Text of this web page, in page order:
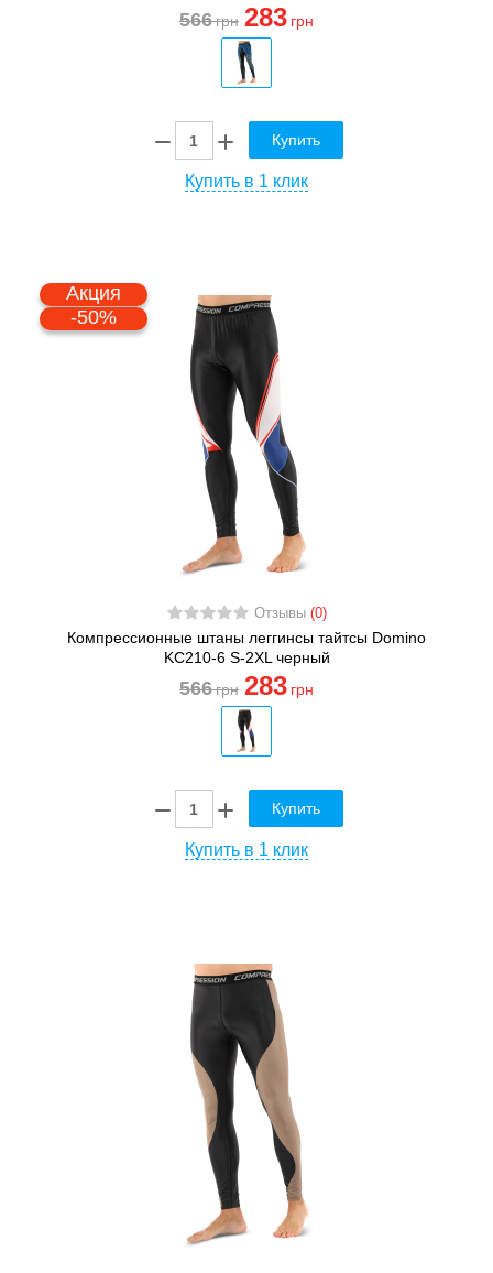
566грн 283 грн
Купить
Купить в 1 клик
Акция
-50%
Отзывы (0)
Компрессионные штаны леггинсы тайтсы Domino
KC210-6 S-2XL черный
566грн 283 грн
Купить
Купить в 1 клик